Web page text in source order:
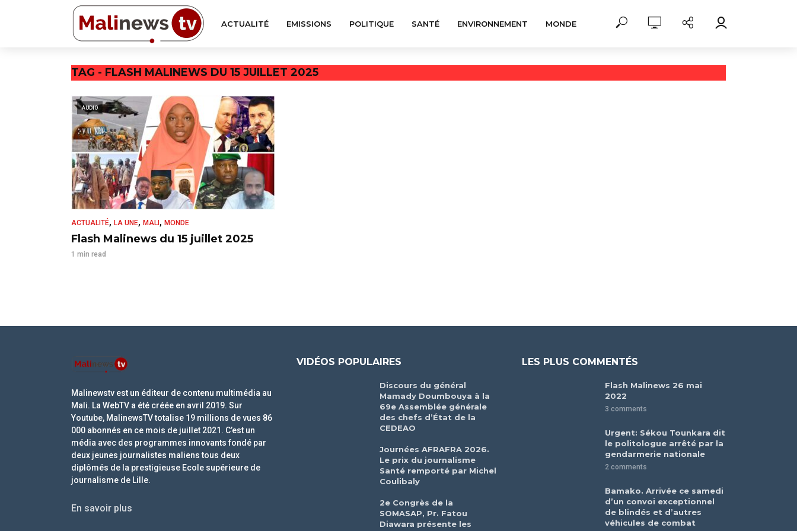
ACTUALITÉ EMISSIONS POLITIQUE SANTÉ ENVIRONNEMENT MONDE
TAG - FLASH MALINEWS DU 15 JUILLET 2025
AUDIO
ACTUALITÉ, LA UNE, MALI , MONDE
Flash Malinews du 15 juillet 2025
1 min read
Malinewstv est un éditeur de contenu multimédia au
Mali. La WebTV a été créée en avril 2019. Sur
Youtube, MalinewsTV totalise 19 millions de vues 86
000 abonnés en ce mois de juillet 2021. C’est un
média avec des programmes innovants fondé par
deux jeunes journalistes maliens tous deux
diplômés de la prestigieuse Ecole supérieure de
journalisme de Lille.
En savoir plus
VIDÉOS POPULAIRES
Discours du général
Mamady Doumbouya à la
69e Assemblée générale
des chefs d’État de la
CEDEAO
Journées AFRAFRA 2026.
Le prix du journalisme
Santé remporté par Michel
Coulibaly
2e Congrès de la
SOMASAP, Pr. Fatou
Diawara présente les
LES PLUS COMMENTÉS
Flash Malinews 26 mai
2022
3 comments
Urgent: Sékou Tounkara dit
le politologue arrêté par la
gendarmerie nationale
2 comments
Bamako. Arrivée ce samedi
d’un convoi exceptionnel
de blindés et d’autres
véhicules de combat